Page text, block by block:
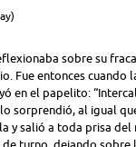
sobre su
Fue entonces cuando
en el papelito:
sorprendió, al igual
y salió a toda prisa
turno, dejando